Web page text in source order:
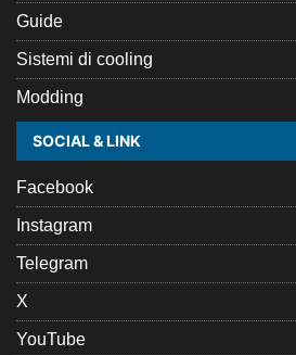
Guide
Sistemi di cooling
Modding
SOCIAL & LINK
Facebook
Instagram
Telegram
X
YouTube